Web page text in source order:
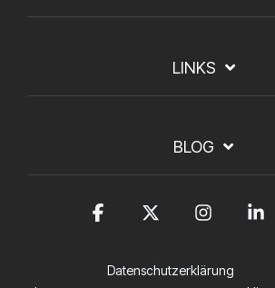
LINKS
BLOG
Datenschutzerklärung
Facebook